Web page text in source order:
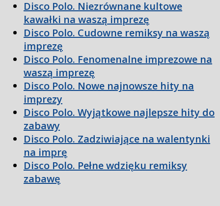
Disco Polo. Niezrównane kultowe
kawałki na waszą imprezę
Disco Polo. Cudowne remiksy na waszą
imprezę
Disco Polo. Fenomenalne imprezowe na
waszą imprezę
Disco Polo. Nowe najnowsze hity na
imprezy
Disco Polo. Wyjątkowe najlepsze hity do
zabawy
Disco Polo. Zadziwiające na walentynki
na imprę
Disco Polo. Pełne wdzięku remiksy
zabawę